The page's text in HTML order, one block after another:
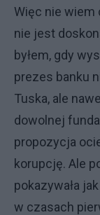
Więc nie wiem
nie jest
byłem, gdy
prezes banku
Tuska, ale
dowolnej
propozycja
korupcję. Ale
pokazywała
w czasach